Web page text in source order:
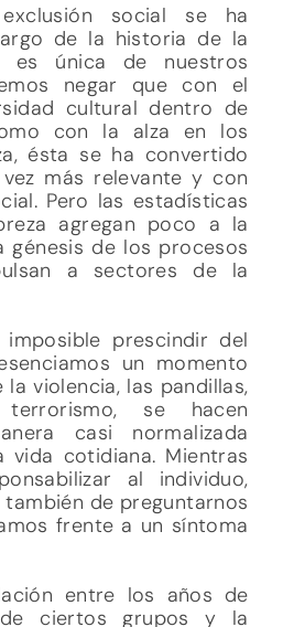
social se ha
de la historia de la
es única de nuestros
negar que con el
cultural dentro de
con la alza en los
ésta se ha convertido
más relevante y con
Pero las estadísticas
agregan poco a la
génesis de los procesos
a sectores de la
prescindir del
un momento
violencia, las pandillas,
se hacen
casi normalizada
cotidiana. Mientras
al individuo,
de preguntarnos
frente a un síntoma
entre los años de
ciertos grupos y la